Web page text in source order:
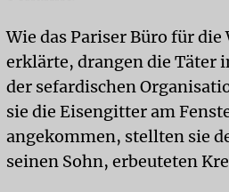
Wie das Pariser Büro für
erklärte, drangen die Täter
der sefardischen
sie die Eisengitter am
angekommen, stellten sie
seinen Sohn, erbeuteten